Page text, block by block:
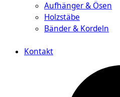
Aufhänger & Ösen
Holzstäbe
Bänder & Kordeln
Kontakt